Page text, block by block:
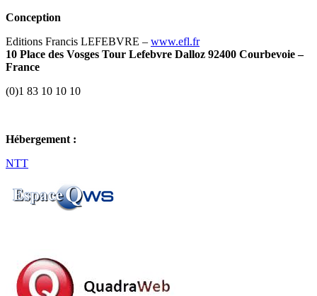
Conception
Editions Francis LEFEBVRE – www.efl.fr
10 Place des Vosges Tour Lefebvre Dalloz 92400 Courbevoie –
France
(0)1 83 10 10 10
Hébergement :
NTT